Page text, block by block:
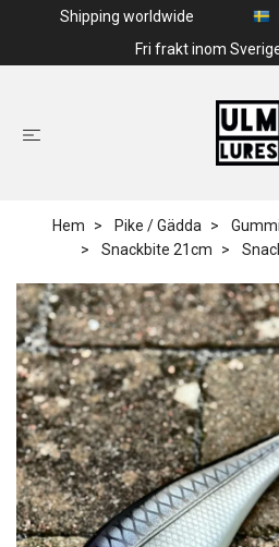
Shipping worldwide
Fri frakt inom
Hem Pike / Gädda
Snackbite 21cm